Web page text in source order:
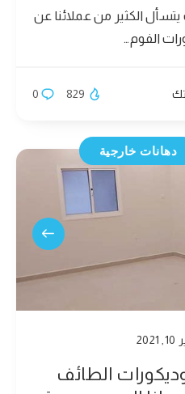
الكثير من عملائنا عن
الفوم…
0 829
دهانات خارجية
الطائف